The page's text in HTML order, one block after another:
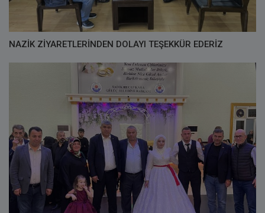
NAZİK ZİYARETLERİNDEN DOLAYI TEŞEKKÜR EDERİZ